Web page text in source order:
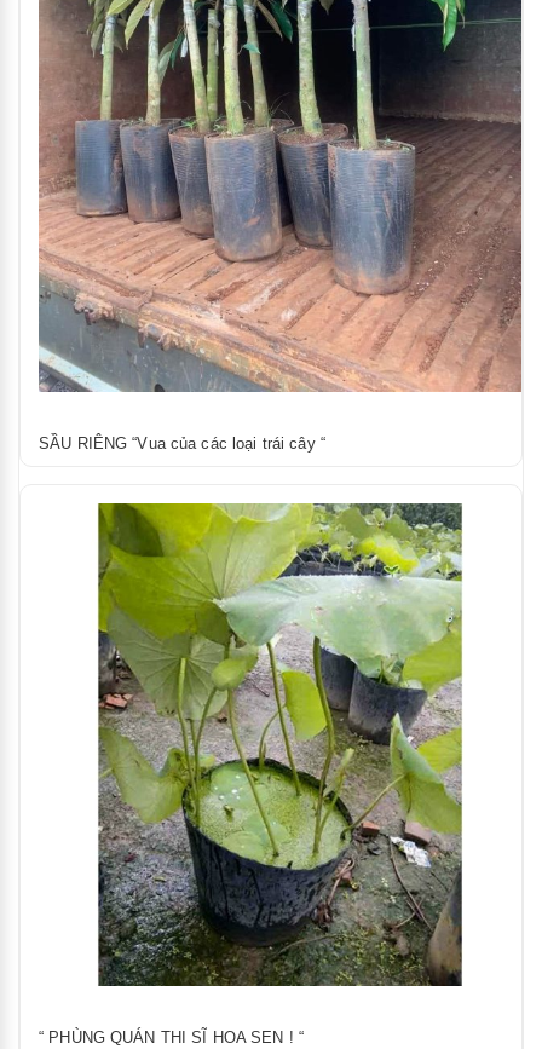
SẦU RIÊNG “Vua của các loại trái cây “
“ PHÙNG QUÁN THI SĨ HOA SEN ! “